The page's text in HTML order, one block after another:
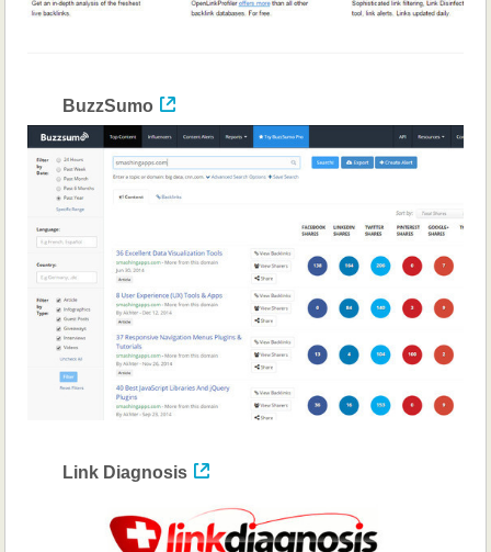
BuzzSumo
Link Diagnosis